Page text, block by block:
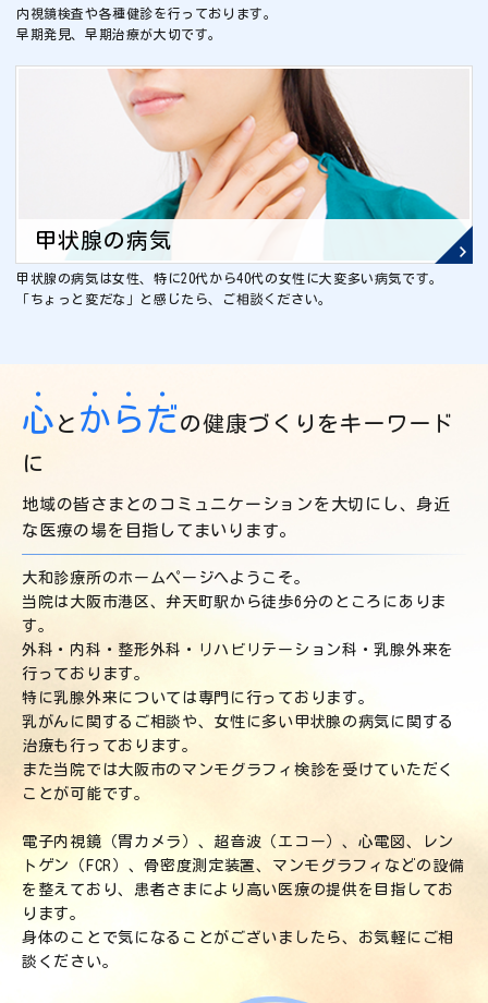
内視鏡検査や各種健診を行っております。
早期発見、早期治療が大切です。
甲状腺の病気
甲状腺の病気は女性、特に20代から40代の女性に大変多い病気です。
「ちょっと変だな」と感じたら、ご相談ください。
心
・
と か
・
ら
・
だ
・
の健康づくりをキーワード
に
地域の皆さまとのコミュニケーションを大切にし、身近
な医療の場を 目指してまいります。
大和診療所のホームページへようこそ。
当院は大阪市港区、弁天町駅から徒歩6分のところにありま
す。
外科・内科・整形外科・リハビリテーション科・乳腺外来を
行っております。
特に乳腺外来については専門に行っております。
乳がんに関するご相談や、女性に多い甲状腺の病気に関する
治療も行っております。
また当院では大阪市のマンモグラフィ検診を受けていただく
ことが可能です。
電子内視鏡（胃カメラ）、超音波（エコー）、心電図、レン
トゲン（FCR）、骨密度測定装置、マンモグラフィなどの設備
を整えており、患者さまにより高い医療の提供を目指してお
ります。
身体のことで気になることがございましたら、お気軽にご相
談ください。